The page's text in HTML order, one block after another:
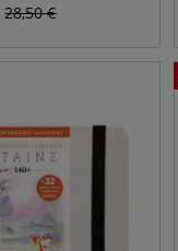
28,50€